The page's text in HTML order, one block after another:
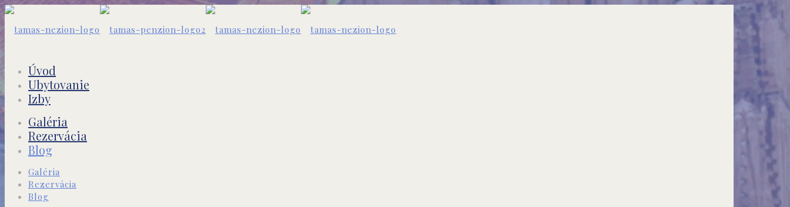
Úvod
Ubytovanie
Izby
Galéria
Rezervácia
Blog
Galéria
Rezervácia
Blog